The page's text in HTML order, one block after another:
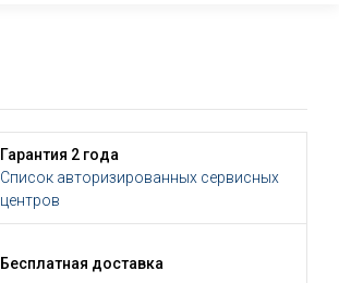
Гарантия 2 года
Список авторизированных сервисных
центров
Бесплатная доставка